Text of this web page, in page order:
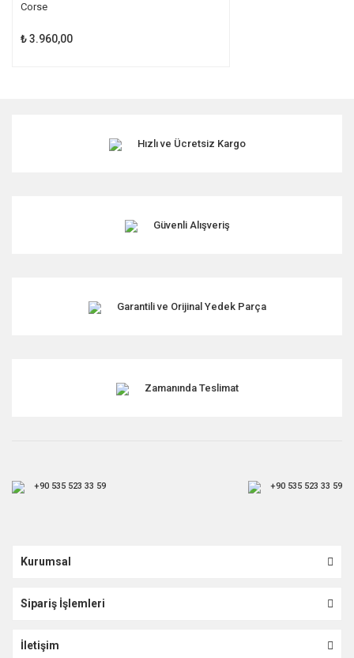
Corse
₺ 3.960,00
Hızlı ve Ücretsiz Kargo
Güvenli Alışveriş
Garantili ve Orijinal Yedek Parça
Zamanında Teslimat
+90 535 523 33 59 +90 535 523 33 59
Kurumsal
Sipariş İşlemleri
İletişim